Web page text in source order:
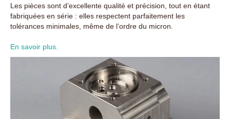
Les pièces sont d’excellente qualité et précision, tout en étant
fabriquées en série : elles respectent parfaitement les
tolérances minimales, même de l’ordre du micron.
En savoir plus.